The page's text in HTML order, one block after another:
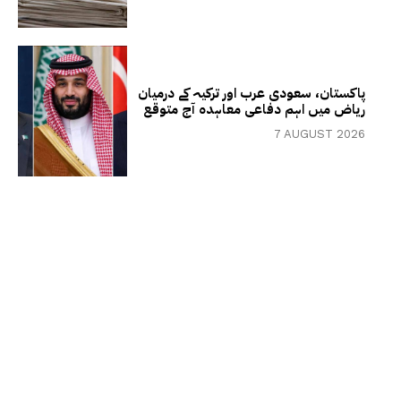
پاکستان، سعودی عرب اور ترکیہ کے درمیان
ریاض میں اہم دفاعی معاہدہ آج متوقع
7 AUGUST 2026